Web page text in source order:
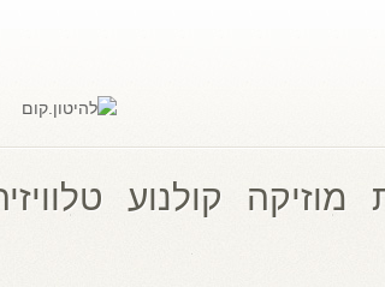
מוזיקה קולנוע